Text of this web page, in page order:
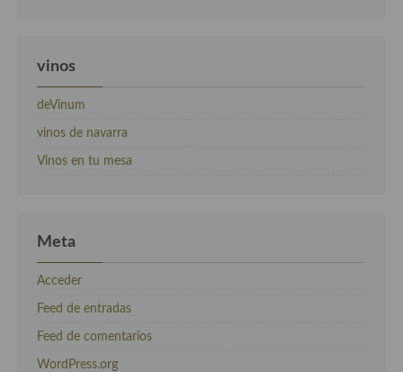
vinos
deVinum
vinos de navarra
Vinos en tu mesa
Meta
Acceder
Feed de entradas
Feed de comentarios
WordPress.org